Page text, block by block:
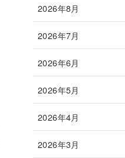
2026年8月
2026年7月
2026年6月
2026年5月
2026年4月
2026年3月